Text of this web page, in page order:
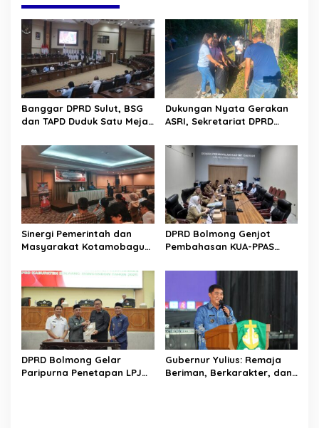
Banggar DPRD Sulut, BSG
dan TAPD Duduk Satu Meja.
Rp30 Milyar ke BSG
Dukungan Nyata Gerakan
ASRI, Sekretariat DPRD
Jalan Manado – Tomohon
Sinergi Pemerintah dan
Masyarakat Kotamobagu
Golda Pinontoan
DPRD Bolmong Genjot
Pembahasan KUA-PPAS
DPRD Bolmong Gelar
Paripurna Penetapan LPJ
Gubernur Yulius: Remaja
Beriman, Berkarakter, dan